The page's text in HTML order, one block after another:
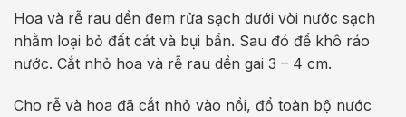
Hoa và rễ rau dền đem rửa sạch dưới vòi nước sạch
nhằm loại bỏ đất cát và bụi bẩn. Sau đó để khô ráo
nước. Cắt nhỏ hoa và rễ rau dền gai 3 – 4 cm.
Cho rễ và hoa đã cắt nhỏ vào nồi, đổ toàn bộ nước